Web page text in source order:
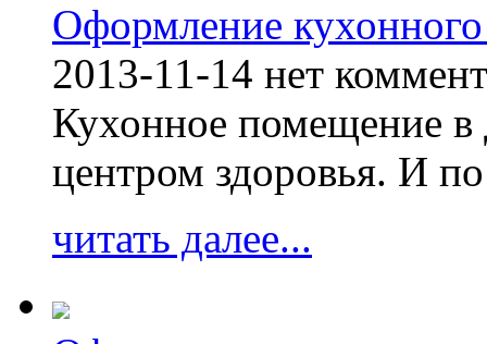
Оформление
2013-11-14 нет
Кухонное помещение в
центром здоровья. И
читать далее...